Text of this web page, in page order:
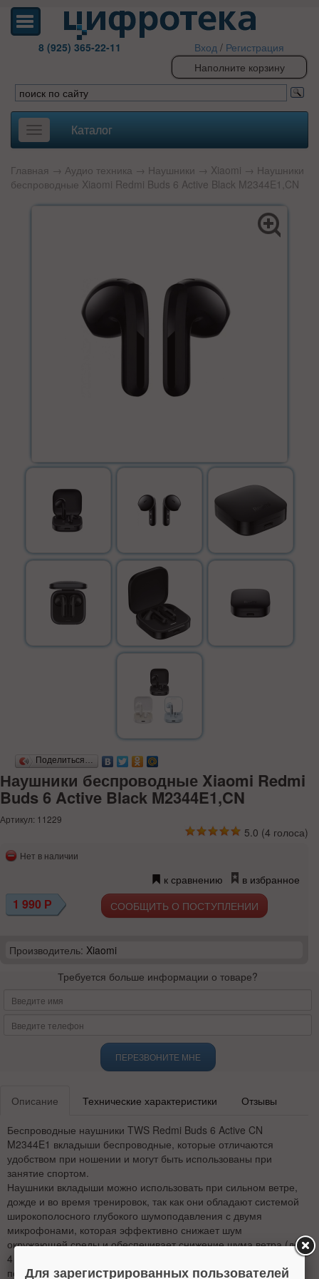
8 (925) 365-22-11 Вход / Регистрация
Наполните корзину
Toggle
navigation
Каталог
Главная → Аудио техника → Наушники → Xiaomi → Наушники
беспроводные Xiaomi Redmi Buds 6 Active Black M2344E1,CN
Поделиться…
Наушники беспроводные Xiaomi Redmi
Buds 6 Active Black M2344E1,CN
Артикул: 11229
5.0 (4 голоса)
Нет в наличии
к сравнению в избранное
1 990 Р СООБЩИТЬ О ПОСТУПЛЕНИИ
Производитель: Xiaomi
Требуется больше информации о товаре?
ПЕРЕЗВОНИТЕ МНЕ
Описание Технические характеристики Отзывы
Беспроводные наушники TWS Redmi Buds 6 Active CN
M2344E1 вкладыши беспроводные, которые отличаются
удобством при ношении и могут быть использованы при
занятие спортом.
Наушники вкладыши можно использовать при сильном ветре,
дожде и во время тренировок, так как они обладают системой
широкополосного глубокого шумоподавления с двумя
микрофонами, которая эффективно снижает шум
окружающей среды и обеспечивает снижение шума ветра (до
4 м/с) во время разговора. Есть функция активации голосовых
помощников в одно касание, что повышает удобство для
Для зарегистрированных пользователей